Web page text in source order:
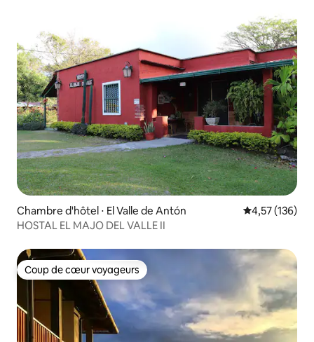
Chambre d'hôtel ⋅ El Valle de Antón Évaluation
4,57 (136)
HOSTAL EL MAJO DEL VALLE II
Coup de cœur voyageurs
Coup de cœur voyageurs